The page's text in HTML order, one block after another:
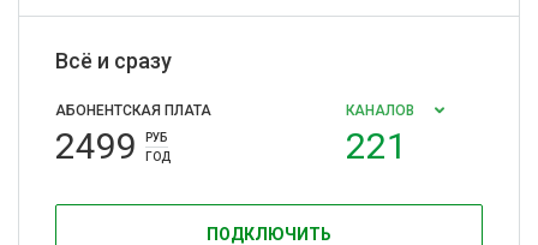
Всё и сразу
АБОНЕНТСКАЯ ПЛАТА
2499
РУБ
ГОД
КАНАЛОВ
221
ПОДКЛЮЧИТЬ